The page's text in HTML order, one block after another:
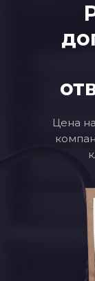
Цена